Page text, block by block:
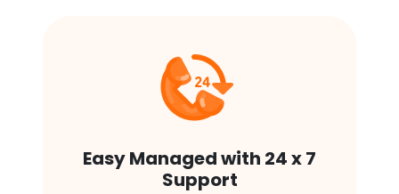
Easy Managed with 24 x 7
Support